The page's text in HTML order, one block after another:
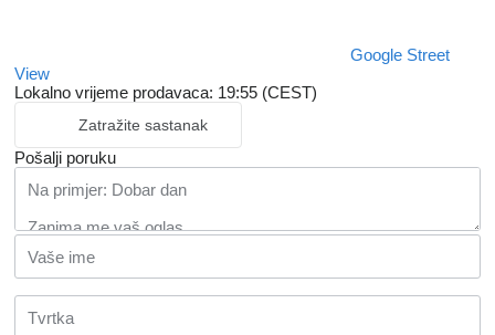
Google Street
View
Lokalno vrijeme prodavaca: 19:55 (CEST)
Zatražite sastanak
Pošalji poruku